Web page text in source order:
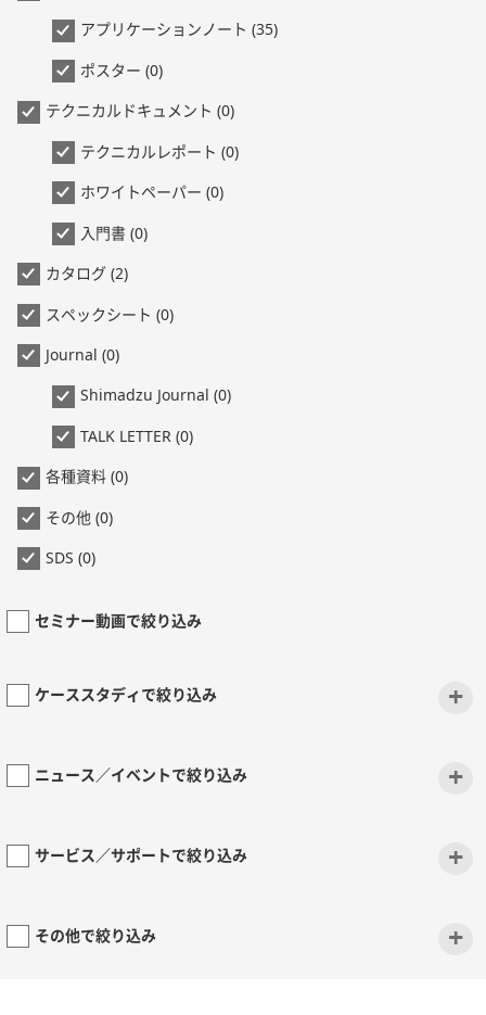
アプリケーションノート (35)
ポスター (0)
テクニカルドキュメント (0)
テクニカルレポート (0)
ホワイトペーパー (0)
入門書 (0)
カタログ (2)
スペックシート (0)
Journal (0)
Shimadzu Journal (0)
TALK LETTER (0)
各種資料 (0)
その他 (0)
SDS (0)
セミナー動画で絞り込み
ケーススタディで絞り込み +
ニュース／イベントで絞り込み +
サービス／サポートで絞り込み +
その他で絞り込み +